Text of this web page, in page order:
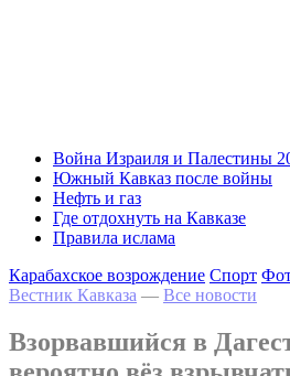
Война Израиля и Палестины
Южный Кавказ после войны
Нефть и газ
Где отдохнуть на Кавказе
Правила ислама
Карабахское возрождение Спорт
Вестник Кавказа — Все новости
Взорвавшийся в